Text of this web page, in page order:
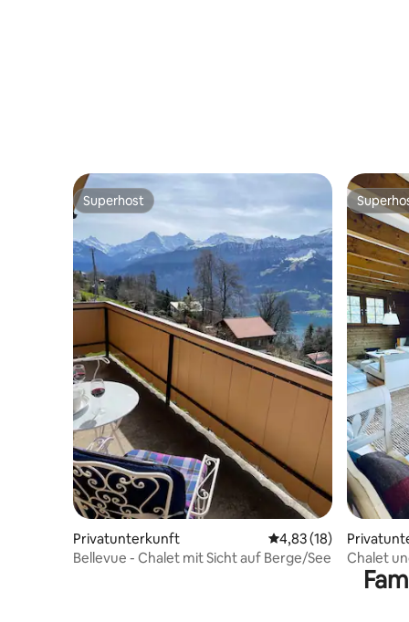
Superhost
Superhost
Privatunterkunft Durchschnittliche
4,83 (18)
Bellevue - Chalet mit Sicht auf Berge/See
Chalet